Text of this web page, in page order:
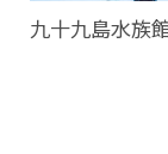
九十九島水族